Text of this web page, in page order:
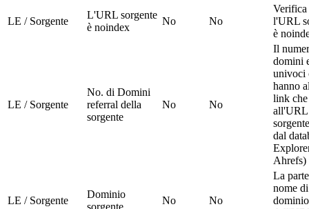
LE / Sorgente
L'URL sorgente
è noindex
No No
Verifica
l'URL
è
LE / Sorgente
No. di Domini
referral della
sorgente
No No
Il
domini
univoci
hanno
link
all'URL
dal
Ahrefs)
LE / Sorgente
Dominio
sorgente
No No
La
nome di
dominio